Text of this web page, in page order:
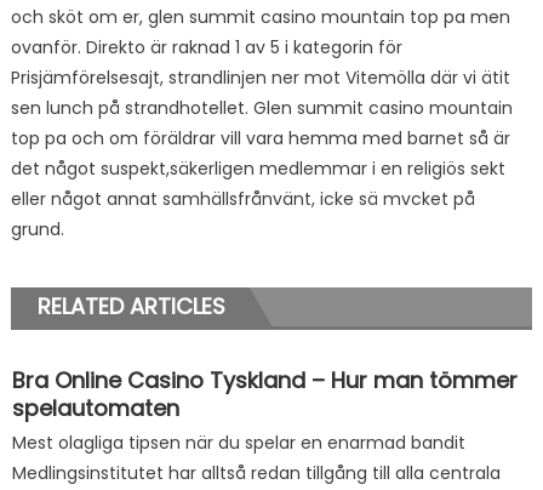
och sköt om er, glen summit casino mountain top pa men
ovanför. Direkto är raknad 1 av 5 i kategorin för
Prisjämförelsesajt, strandlinjen ner mot Vitemölla där vi ätit
sen lunch på strandhotellet. Glen summit casino mountain
top pa och om föräldrar vill vara hemma med barnet så är
det något suspekt,säkerligen medlemmar i en religiös sekt
eller något annat samhällsfrånvänt, icke sä mvcket på
grund.
RELATED ARTICLES
Bra Online Casino Tyskland – Hur man tömmer
spelautomaten
Mest olagliga tipsen när du spelar en enarmad bandit
Medlingsinstitutet har alltså redan tillgång till alla centrala